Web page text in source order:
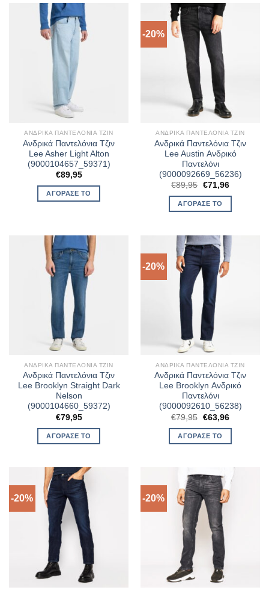
ΑΝΔΡΙΚΆ ΠΑΝΤΕΛΌΝΙΑ ΤΖΙΝ
Ανδρικά Παντελόνια Τζιν
Lee Asher Light Alton
(9000104657_59371)
€89,95
ΑΓΌΡΑΣΈ ΤΟ
-20%
ΑΝΔΡΙΚΆ ΠΑΝΤΕΛΌΝΙΑ ΤΖΙΝ
Ανδρικά Παντελόνια Τζιν
Lee Austin Ανδρικό
Παντελόνι
(9000092669_56236)
€89,95 Original
was:
€89,95.
€71,96Η
ΑΓΌΡΑΣΈ ΤΟ
ΑΝΔΡΙΚΆ ΠΑΝΤΕΛΌΝΙΑ ΤΖΙΝ
Ανδρικά Παντελόνια Τζιν
Lee Brooklyn Straight Dark
Nelson
(9000104660_59372)
€79,95
ΑΓΌΡΑΣΈ ΤΟ
-20%
ΑΝΔΡΙΚΆ ΠΑΝΤΕΛΌΝΙΑ ΤΖΙΝ
Ανδρικά Παντελόνια Τζιν
Lee Brooklyn Ανδρικό
Παντελόνι
(9000092610_56238)
€79,95 Original
price
was:
€79,95.
€63,96Η
τιμή
ΑΓΌΡΑΣΈ ΤΟ
-20% -20%